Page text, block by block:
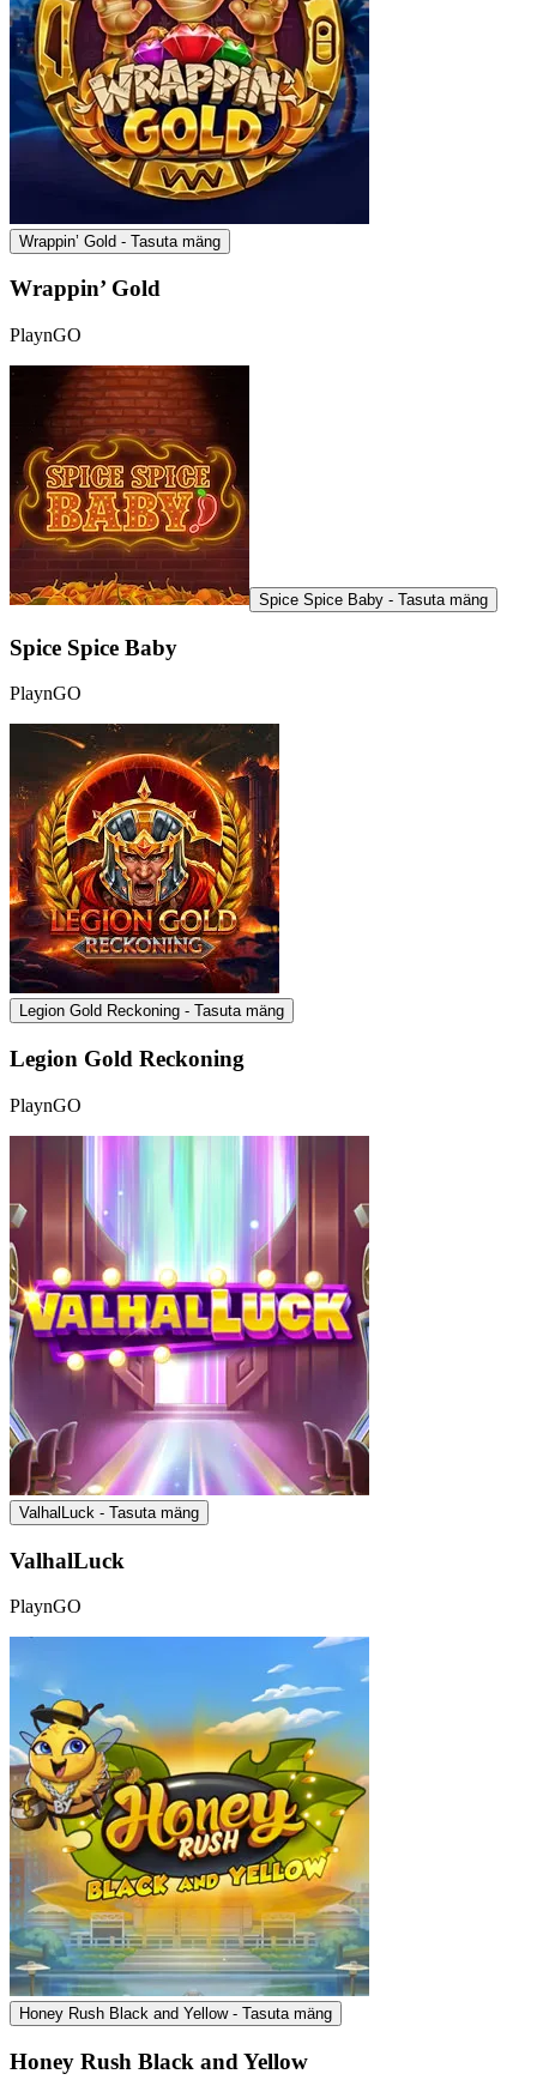
Wrappin’ Gold - Tasuta mäng
Wrappin’ Gold
PlaynGO
Spice Spice Baby - Tasuta mäng
Spice Spice Baby
PlaynGO
Legion Gold Reckoning - Tasuta mäng
Legion Gold Reckoning
PlaynGO
ValhalLuck - Tasuta mäng
ValhalLuck
PlaynGO
Honey Rush Black and Yellow - Tasuta mäng
Honey Rush Black and Yellow